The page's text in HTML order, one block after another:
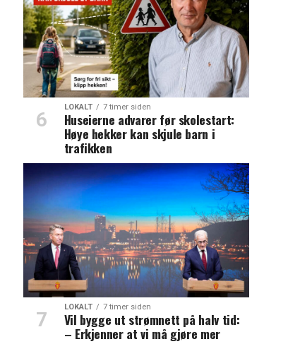
LOKALT 7 timer siden
Huseierne advarer før skolestart:
Høye hekker kan skjule barn i
trafikken
LOKALT 7 timer siden
Vil bygge ut strømnett på halv tid:
– Erkjenner at vi må gjøre mer